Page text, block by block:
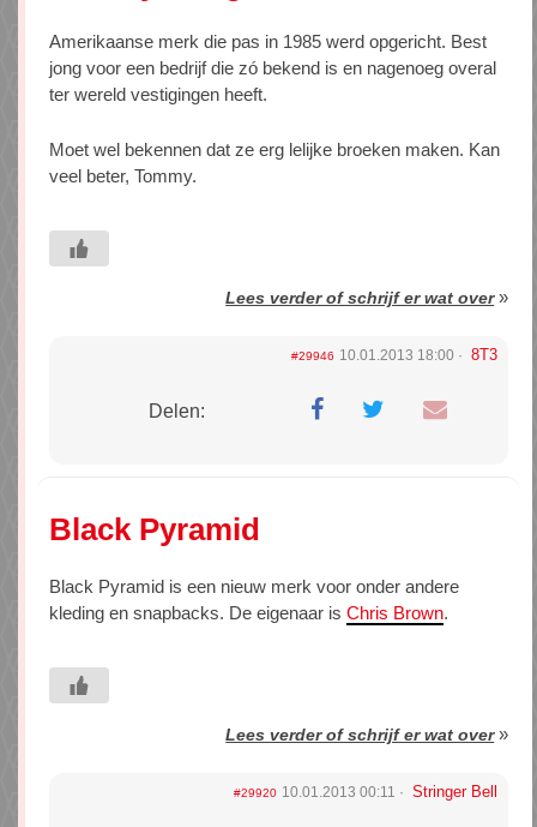
Amerikaanse merk die pas in 1985 werd opgericht. Best
jong voor een bedrijf die zó bekend is en nagenoeg overal
ter wereld vestigingen heeft.
Moet wel bekennen dat ze erg lelijke broeken maken. Kan
veel beter, Tommy.
Lees verder of schrijf er wat over»
#29946 10.01.2013 18:00 8T3
Delen:
Black Pyramid
Black Pyramid is een nieuw merk voor onder andere
kleding en snapbacks. De eigenaar is Chris Brown.
Lees verder of schrijf er wat over»
#29920 10.01.2013 00:11 Stringer Bell